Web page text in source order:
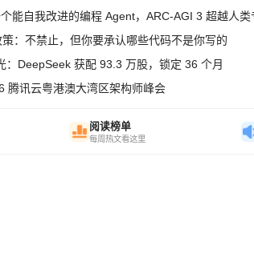
能自我改进的编程 Agent，ARC-AGI 3 超越人类
：不禁止，但你要承认哪些代码不是你写的
：DeepSeek 获配 93.3 万股，锁定 36 个月
腾讯云粤港澳大湾区架构师峰会
阅读榜单
每周热文看这里